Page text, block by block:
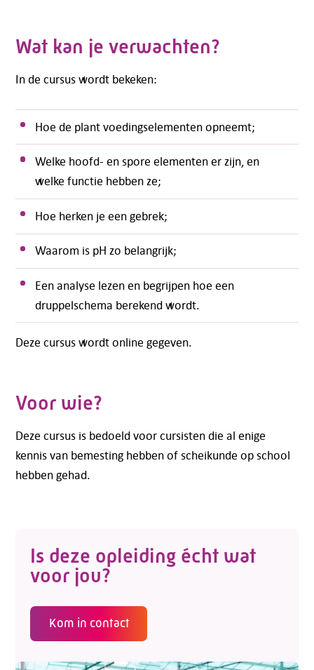
Wat kan je verwachten?
In de cursus wordt bekeken:
Hoe de plant voedingselementen opneemt;
Welke hoofd- en spore elementen er zijn, en
welke functie hebben ze;
Hoe herken je een gebrek;
Waarom is pH zo belangrijk;
Een analyse lezen en begrijpen hoe een
druppelschema berekend wordt.
Deze cursus wordt online gegeven.
Voor wie?
Deze cursus is bedoeld voor cursisten die al enige
kennis van bemesting hebben of scheikunde op school
hebben gehad.
Is deze opleiding écht wat
voor jou?
Kom in contact